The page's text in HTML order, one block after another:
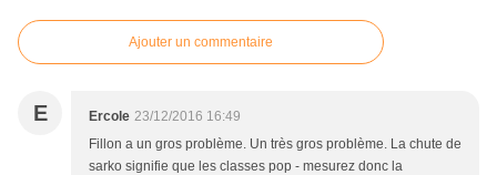
Ajouter un commentaire
E Ercole 23/12/2016 16:49
Fillon a un gros problème. Un très gros problème. La chute de
sarko signifie que les classes pop - mesurez donc la